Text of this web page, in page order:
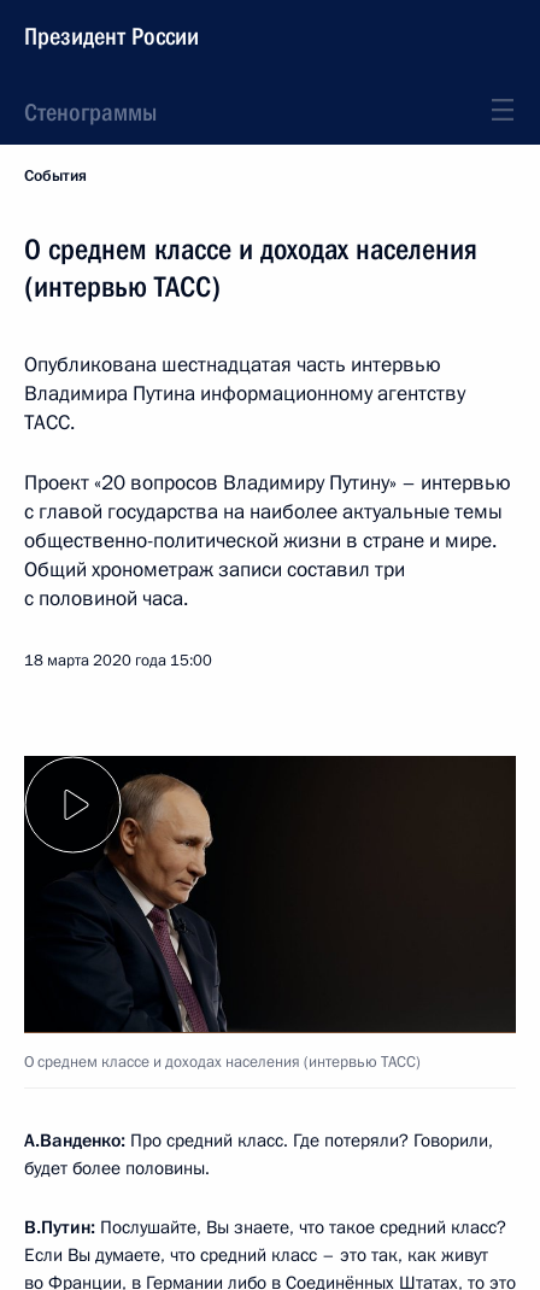
Президент России
Стенограммы
События
О среднем классе и доходах населения
(интервью ТАСС)
Опубликована шестнадцатая часть интервью
Владимира Путина информационному агентству
ТАСС.
Проект «20 вопросов Владимиру Путину» – интервью
с главой государства на наиболее актуальные темы
общественно-политической жизни в стране и мире.
Общий хронометраж записи составил три
с половиной часа.
18 марта 2020 года 15:00
О среднем классе и доходах населения (интервью ТАСС)
А.Ванденко: Про средний класс. Где потеряли? Говорили,
будет более половины.
В.Путин: Послушайте, Вы знаете, что такое средний класс?
Если Вы думаете, что средний класс – это так, как живут
во Франции, в Германии либо в Соединённых Штатах, то это